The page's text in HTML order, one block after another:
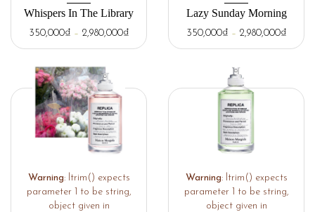
Whispers In The Library
350,000₫ – 2,980,000₫
Lazy Sunday Morning
350,000₫ – 2,980,000₫
Warning: ltrim() expects
parameter 1 to be string,
object given in
Warning: ltrim() expects
parameter 1 to be string,
object given in